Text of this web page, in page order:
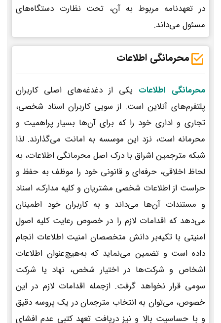
در تعهدنامه مربوط به آن، تحت نظارت دستگاه‌های
مسئول می‌داند.
محرمانگی اطلاعات
محرمانگی اطلاعات یکی از دغدغه‌های اصلی کاربران
پلتفرم‌های آنلاین است. از سویی کاربران اسناد شخصی،
تجاری و اداری خود را که برای آن‌ها بسیار پراهمیت و
محرمانه است، نزد این موسسه به امانت می‌گذارند. لذا
شبکه مترجمین اشراق با درک اصل محرمانگی اطلاعات، به
لحاظ اخلاقی، حرفه‌ای و قانونی خود را موظف به حفظ و
حراست از اطلاعات شخصی مشتریان و کلیه مدارک، اسناد
و مستندات آن‌ها می‌داند و به کاربران خود اطمینان
می‌دهد که اقدامات لازم را در خصوص رعایت کلیه اصول
امنیتی با تکیه‌بر دانش متخصصان امنیت اطلاعات انجام
داده است و تضمین می‌نماید که به‌هیچ‌عنوان اطلاعات
اشخاص و شرکت‌ها در اختیار شخص، نهاد یا شرکت
سومی قرار نخواهد گرفت. ازجمله اقدامات لازم در این
خصوص، می‌توان به انتخاب مترجمان در یک پروسه دقیق
و با حساسیت بالا و نیز دریافت تعهد کتبی عدم افشای